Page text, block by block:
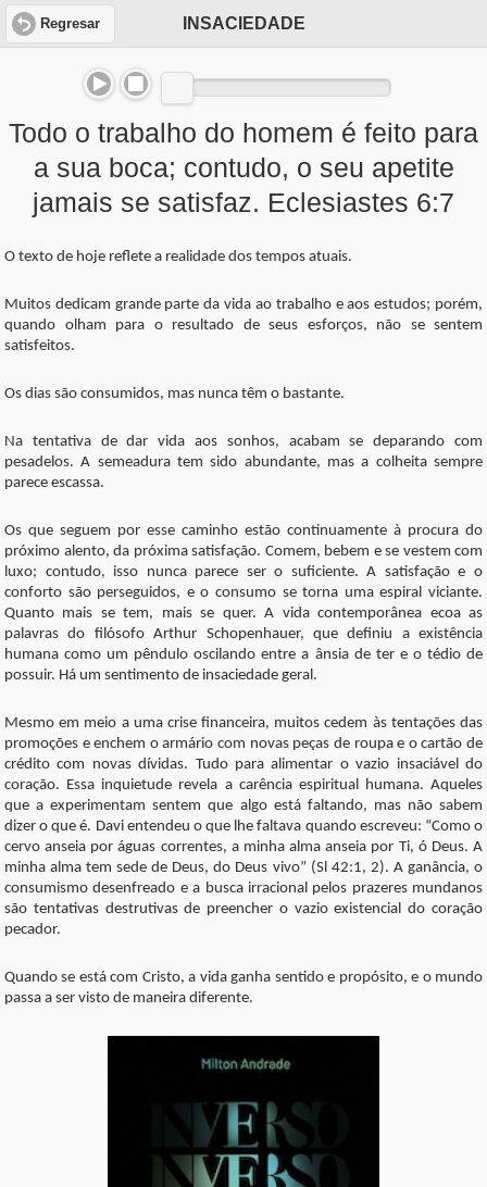
Regresar INSACIEDADE
Todo o trabalho do homem é feito para
a sua boca; contudo, o seu apetite
jamais se satisfaz. Eclesiastes 6:7
O texto de hoje reflete a realidade dos tempos atuais.
Muitos dedicam grande parte da vida ao trabalho e aos estudos; porém,
quando olham para o resultado de seus esforços, não se sentem
satisfeitos.
Os dias são consumidos, mas nunca têm o bastante.
Na tentativa de dar vida aos sonhos, acabam se deparando com
pesadelos. A semeadura tem sido abundante, mas a colheita sempre
parece escassa.
Os que seguem por esse caminho estão continuamente à procura do
próximo alento, da próxima satisfação. Comem, bebem e se vestem com
luxo; contudo, isso nunca parece ser o suficiente. A satisfação e o
conforto são perseguidos, e o consumo se torna uma espiral viciante.
Quanto mais se tem, mais se quer. A vida contemporânea ecoa as
palavras do filósofo Arthur Schopenhauer, que definiu a existência
humana como um pêndulo oscilando entre a ânsia de ter e o tédio de
possuir. Há um sentimento de insaciedade geral.
Mesmo em meio a uma crise financeira, muitos cedem às tentações das
promoções e enchem o armário com novas peças de roupa e o cartão de
crédito com novas dívidas. Tudo para alimentar o vazio insaciável do
coração. Essa inquietude revela a carência espiritual humana. Aqueles
que a experimentam sentem que algo está faltando, mas não sabem
dizer o que é. Davi entendeu o que lhe faltava quando escreveu: “Como o
cervo anseia por águas correntes, a minha alma anseia por Ti, ó Deus. A
minha alma tem sede de Deus, do Deus vivo” (Sl 42:1, 2). A ganância, o
consumismo desenfreado e a busca irracional pelos prazeres mundanos
são tentativas destrutivas de preencher o vazio existencial do coração
pecador.
Quando se está com Cristo, a vida ganha sentido e propósito, e o mundo
passa a ser visto de maneira diferente.